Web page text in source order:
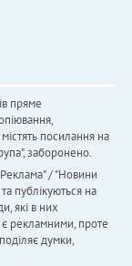
пряме
посилання на
заборонено.
/ "Новини
публікуються на
які в них
рекламними, проте
думки,